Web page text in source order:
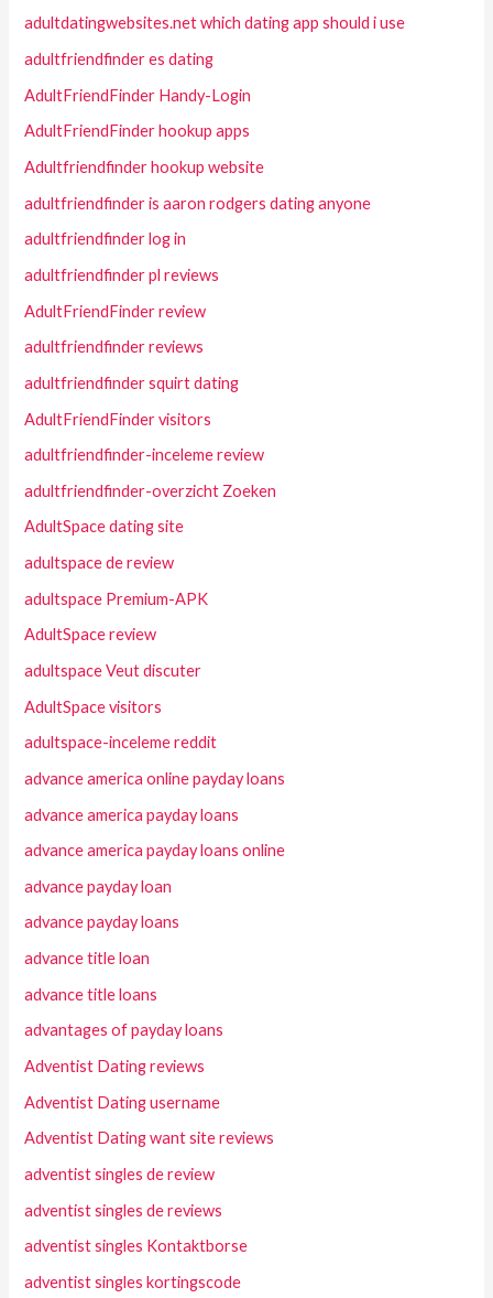
adultdatingwebsites.net which dating app should i use
adultfriendfinder es dating
AdultFriendFinder Handy-Login
AdultFriendFinder hookup apps
Adultfriendfinder hookup website
adultfriendfinder is aaron rodgers dating anyone
adultfriendfinder log in
adultfriendfinder pl reviews
AdultFriendFinder review
adultfriendfinder reviews
adultfriendfinder squirt dating
AdultFriendFinder visitors
adultfriendfinder-inceleme review
adultfriendfinder-overzicht Zoeken
AdultSpace dating site
adultspace de review
adultspace Premium-APK
AdultSpace review
adultspace Veut discuter
AdultSpace visitors
adultspace-inceleme reddit
advance america online payday loans
advance america payday loans
advance america payday loans online
advance payday loan
advance payday loans
advance title loan
advance title loans
advantages of payday loans
Adventist Dating reviews
Adventist Dating username
Adventist Dating want site reviews
adventist singles de review
adventist singles de reviews
adventist singles Kontaktborse
adventist singles kortingscode